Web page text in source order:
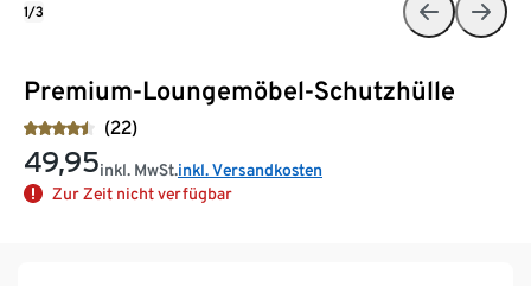
Premium-Loungemöbel-Schutzhülle
(22)
49,95inkl. MwSt.inkl. Versandkosten
Zur Zeit nicht verfügbar
1/3